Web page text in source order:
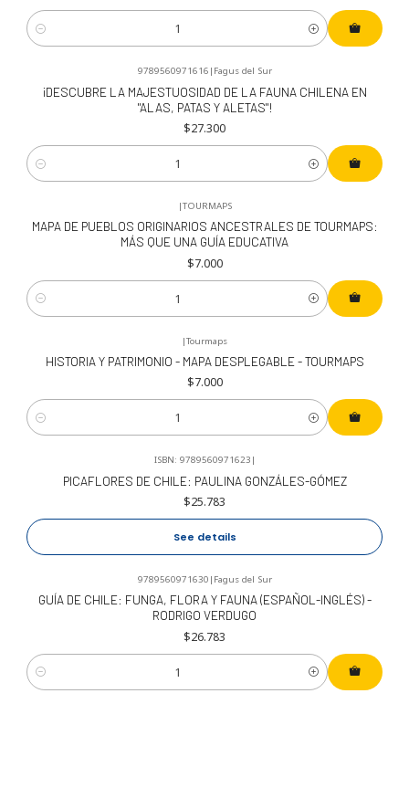
Cantidad
9789560971616 | Fagus del Sur
¡DESCUBRE LA MAJESTUOSIDAD DE LA FAUNA CHILENA EN
"ALAS, PATAS Y ALETAS"!
$27.300
Cantidad
|TOURMAPS
MAPA DE PUEBLOS ORIGINARIOS ANCESTRALES DE TOURMAPS:
MÁS QUE UNA GUÍA EDUCATIVA
$7.000
Cantidad
|Tourmaps
HISTORIA Y PATRIMONIO - MAPA DESPLEGABLE - TOURMAPS
$7.000
Cantidad
No disponible
ISBN: 9789560971623 |
PICAFLORES DE CHILE: PAULINA GONZÁLES-GÓMEZ
$25.783
See details
9789560971630 | Fagus del Sur
GUÍA DE CHILE: FUNGA, FLORA Y FAUNA (ESPAÑOL-INGLÉS) -
RODRIGO VERDUGO
$26.783
Cantidad